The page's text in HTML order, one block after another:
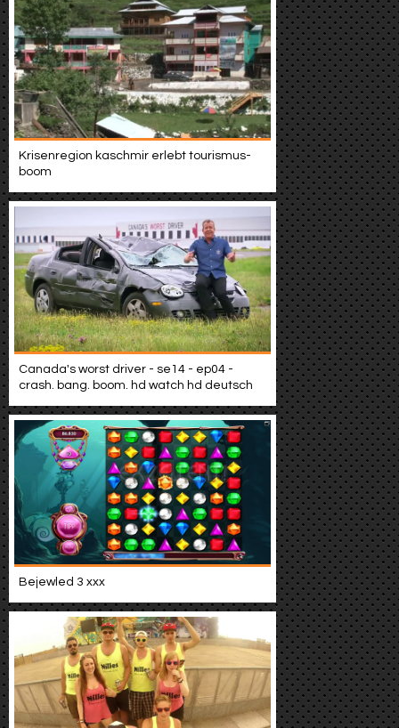
Krisenregion kaschmir erlebt tourismus-
boom
Canada's worst driver - se14 - ep04 -
crash. bang. boom. hd watch hd deutsch
Bejewled 3 xxx